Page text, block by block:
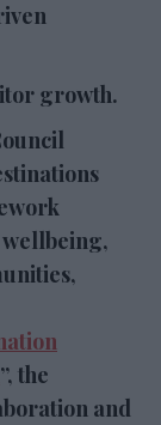
growth.
wellbeing,
”, the
and